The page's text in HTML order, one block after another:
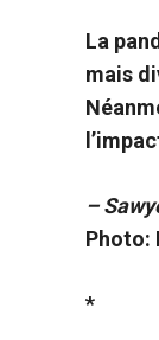
La
mais
–
Photo:
*